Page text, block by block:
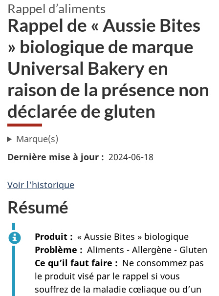
Rappel d’aliments
Rappel de « Aussie Bites
» biologique de marque
Universal Bakery en
raison de la présence non
déclarée de gluten
Marque(s)
Dernière mise à jour
2024-06-18
Voir l'historique
Résumé
Produit
« Aussie Bites » biologique
Problème
Aliments - Allergène - Gluten
Ce qu’il faut faire
Ne consommez pas
le produit visé par le rappel si vous
souffrez de la maladie cœliaque ou d’un